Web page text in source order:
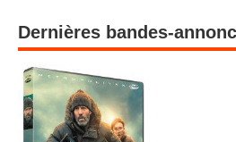
Dernières bandes-